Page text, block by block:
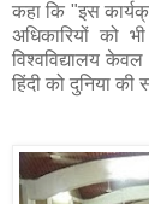
कहा कि "इस
अधिकारियों को
विश्वविद्यालय
हिंदी को दुनिया